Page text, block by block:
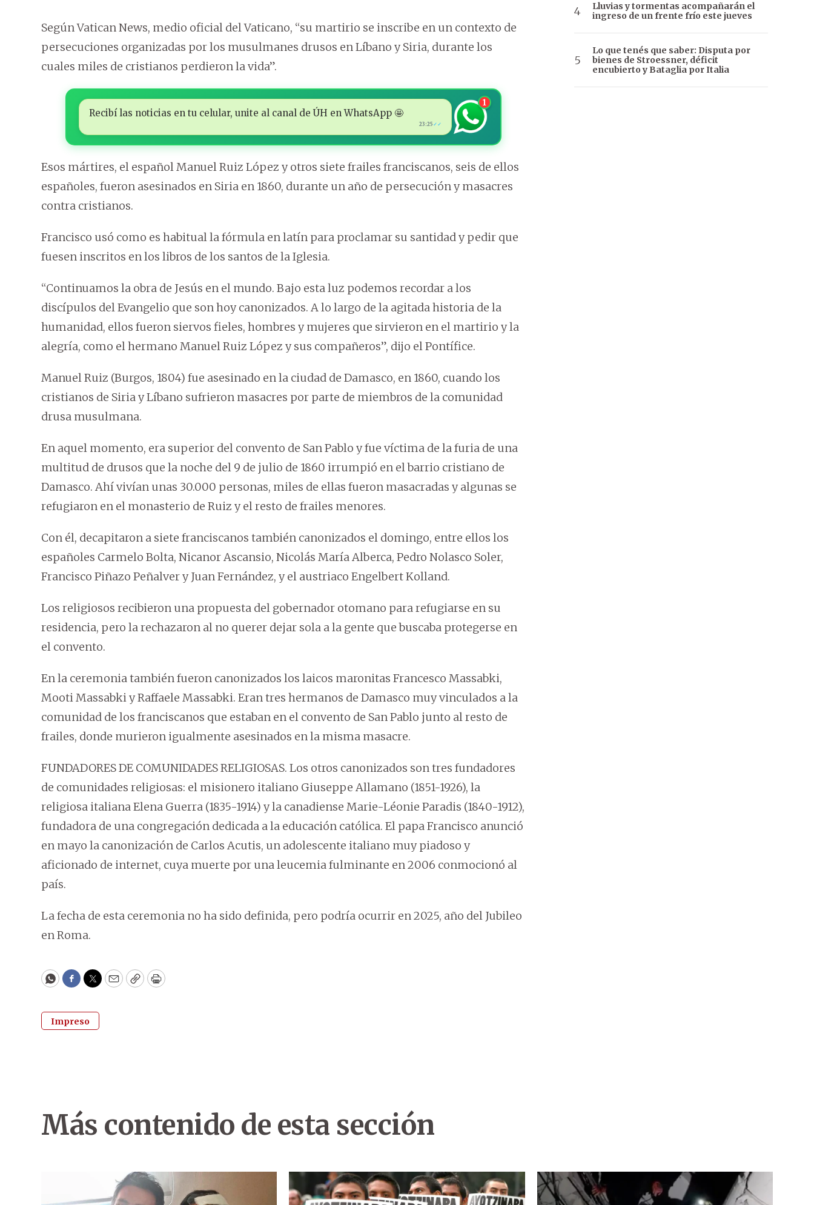
Según Vatican News, medio oficial del Vaticano, “su martirio se inscribe en un contexto de
persecuciones organizadas por los musulmanes drusos en Líbano y Siria, durante los
cuales miles de cristianos perdieron la vida”.
Recibí las noticias en tu celular, unite al canal de ÚH en WhatsApp 🤩
23:25 ✓✓
1
Esos mártires, el español Manuel Ruiz López y otros siete frailes franciscanos, seis de ellos
españoles, fueron asesinados en Siria en 1860, durante un año de persecución y masacres
contra cristianos.
Francisco usó como es habitual la fórmula en latín para proclamar su santidad y pedir que
fuesen inscritos en los libros de los santos de la Iglesia.
“Continuamos la obra de Jesús en el mundo. Bajo esta luz podemos recordar a los
discípulos del Evangelio que son hoy canonizados. A lo largo de la agitada historia de la
humanidad, ellos fueron siervos fieles, hombres y mujeres que sirvieron en el martirio y la
alegría, como el hermano Manuel Ruiz López y sus compañeros”, dijo el Pontífice.
Manuel Ruiz (Burgos, 1804) fue asesinado en la ciudad de Damasco, en 1860, cuando los
cristianos de Siria y Líbano sufrieron masacres por parte de miembros de la comunidad
drusa musulmana.
En aquel momento, era superior del convento de San Pablo y fue víctima de la furia de una
multitud de drusos que la noche del 9 de julio de 1860 irrumpió en el barrio cristiano de
Damasco. Ahí vivían unas 30.000 personas, miles de ellas fueron masacradas y algunas se
refugiaron en el monasterio de Ruiz y el resto de frailes menores.
Con él, decapitaron a siete franciscanos también canonizados el domingo, entre ellos los
españoles Carmelo Bolta, Nicanor Ascansio, Nicolás María Alberca, Pedro Nolasco Soler,
Francisco Piñazo Peñalver y Juan Fernández, y el austriaco Engelbert Kolland.
Los religiosos recibieron una propuesta del gobernador otomano para refugiarse en su
residencia, pero la rechazaron al no querer dejar sola a la gente que buscaba protegerse en
el convento.
En la ceremonia también fueron canonizados los laicos maronitas Francesco Massabki,
Mooti Massabki y Raffaele Massabki. Eran tres hermanos de Damasco muy vinculados a la
comunidad de los franciscanos que estaban en el convento de San Pablo junto al resto de
frailes, donde murieron igualmente asesinados en la misma masacre.
FUNDADORES DE COMUNIDADES RELIGIOSAS. Los otros canonizados son tres fundadores
de comunidades religiosas: el misionero italiano Giuseppe Allamano (1851-1926), la
religiosa italiana Elena Guerra (1835-1914) y la canadiense Marie-Léonie Paradis (1840-1912),
fundadora de una congregación dedicada a la educación católica. El papa Francisco anunció
en mayo la canonización de Carlos Acutis, un adolescente italiano muy piadoso y
aficionado de internet, cuya muerte por una leucemia fulminante en 2006 conmocionó al
país.
La fecha de esta ceremonia no ha sido definida, pero podría ocurrir en 2025, año del Jubileo
en Roma.
WhatsApp
Facebook
Twitter
EmailCopyPrint
Impreso
Lluvias y tormentas acompañarán el
ingreso de un frente frío este jueves
Lo que tenés que saber: Disputa por
bienes de Stroessner, déficit
encubierto y Bataglia por Italia
Más contenido de esta sección